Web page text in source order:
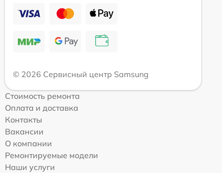
© 2026 Сервисный центр Samsung
Стоимость ремонта
Оплата и доставка
Контакты
Вакансии
О компании
Ремонтируемые модели
Наши услуги